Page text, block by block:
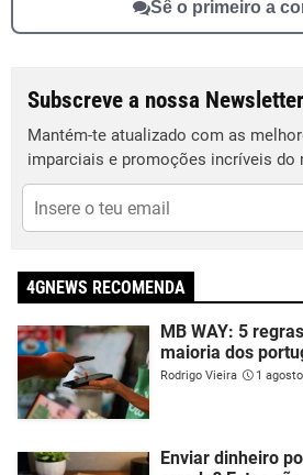
Sê o primeiro a
Subscreve a nossa Newsletter
Mantém-te atualizado com as
imparciais e promoções incríveis do
4GNEWS RECOMENDA
MB WAY: 5
maioria dos
Rodrigo Vieira 1
Enviar dinheiro